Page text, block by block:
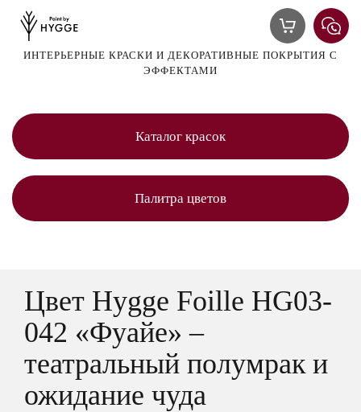
ИНТЕРЬЕРНЫЕ КРАСКИ И ДЕКОРАТИВНЫЕ ПОКРЫТИЯ С
ЭФФЕКТАМИ
Каталог красок
Палитра цветов
Цвет Hygge Foille HG03-
042 «Фуайе» –
театральный полумрак и
ожидание чуда